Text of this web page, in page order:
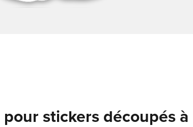
stickers découpés à